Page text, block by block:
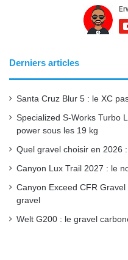
e
b
o
Derniers articles
Santa Cruz Blur 5 : le XC
Specialized S-Works Turbo
power sous les 19 kg
Quel gravel choisir en 2026
Canyon Lux Trail 2027 : le
Canyon Exceed CFR
gravel
Welt G200 : le gravel